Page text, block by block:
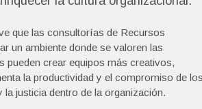
que las consultorías de Recursos
un ambiente donde se valoren las
pueden crear equipos más creativos,
la productividad y el compromiso de
justicia dentro de la organización.